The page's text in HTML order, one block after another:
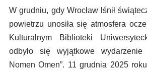
W grudniu, gdy Wrocław lśnił
powietrzu unosiła się atmosfera
Kulturalnym Biblioteki
odbyło się wyjątkowe
Nomen Omen”. 11 grudnia 2025